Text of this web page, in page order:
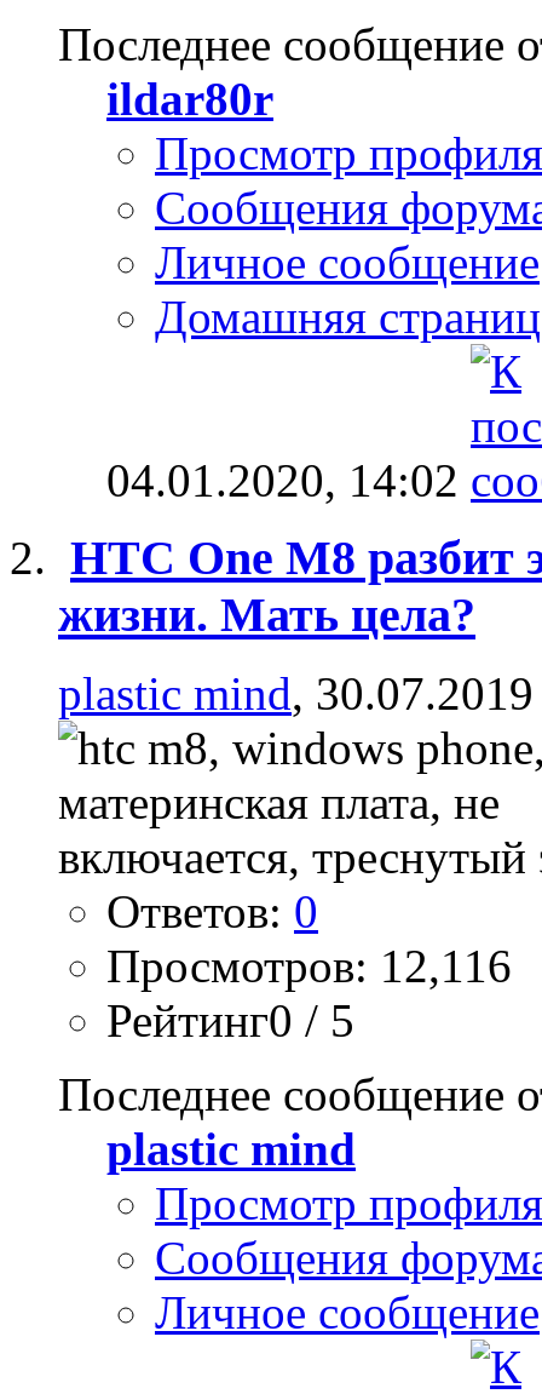
Последнее сообщение
ildar80r
Просмотр профиля
Сообщения
Личное сообщение
Домашняя
04.01.2020, 14:02
HTC One M8 разбит
жизни. Мать цела?
plastic mind,
Ответов: 0
Просмотров: 12,116
Рейтинг0 / 5
Последнее сообщение
plastic mind
Просмотр профиля
Сообщения
Личное сообщение